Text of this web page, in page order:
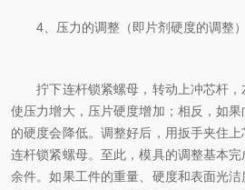
4、压力的调整（即片剂硬度的调整）
拧下连杆锁紧螺母，转动上冲芯杆，
使压力增大，压片硬度增加；相反，如
的硬度会降低。调整好后，用扳手夹住
连杆锁紧螺母。至此，模具的调整基本
余件。如果工件的重量、硬度和表面光洁